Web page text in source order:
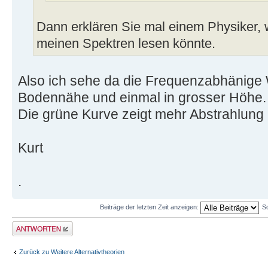
Dann erklären Sie mal einem Physiker,
meinen Spektren lesen könnte.
Also ich sehe da die
Bodennähe und einmal in grosser Höhe.
Die grüne Kurve zeigt mehr
Kurt
.
Beiträge der letzten Zeit anzeigen:
Antwort erstellen
Zurück zu Weitere Alternativtheorien